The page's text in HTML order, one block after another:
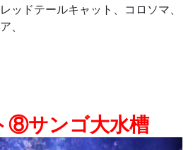
ッドテールキャット、コロソマ、
、
⑧サンゴ大水槽